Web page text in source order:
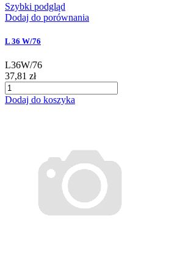
Szybki podgląd
Dodaj do porównania
L 36 W/76
L36W/76
37,81 zł
Dodaj do koszyka